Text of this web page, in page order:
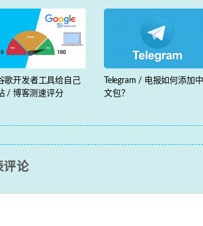
歌开发者工具给自己
/ 博客测速评分
Telegram / 电报如何添加中
文包？
评论